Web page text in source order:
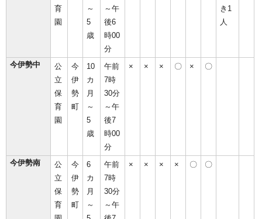
育
園
～
5
歳
～午
後6
時00
分
き1
人
今伊勢中
公
立
保
育
園
今
伊
勢
町
10
カ
月
～
5
歳
午前
7時
30分
～午
後7
時00
分
× × × 〇 × 〇
今伊勢南
公
立
保
育
今
伊
勢
町
6
カ
月
～
午前
7時
30分
～午
× × × × 〇 〇